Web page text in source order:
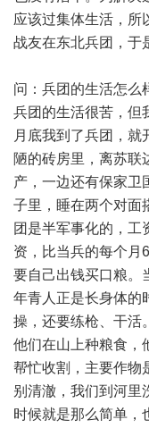
应该过集体生活，所
战友在东北兵团，于
问：兵团的生活怎么
兵团的生活很苦，但
月底我到了兵团，就
陋的砖房里，离苏联
产，一边还有保家卫
子里，睡在两个对面
团是半军事化的，工
资，比当兵的每个月
要自己出钱买口粮。
年青人正是长身体的
操，还要练枪、干活
他们在山上种粮食，
帮忙收割，主要作物
别清澈，我们到河里
时候就是那么简单，